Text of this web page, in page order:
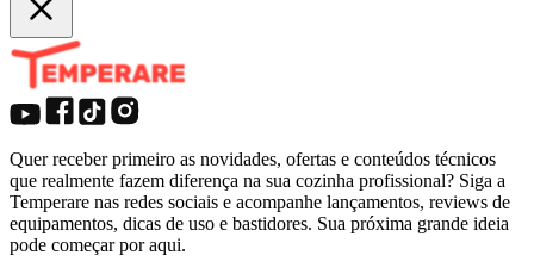
Quer receber primeiro as novidades, ofertas e conteúdos técnicos
que realmente fazem diferença na sua cozinha profissional? Siga a
Temperare nas redes sociais e acompanhe lançamentos, reviews de
equipamentos, dicas de uso e bastidores. Sua próxima grande ideia
pode começar por aqui.